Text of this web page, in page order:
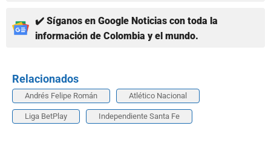
✔️ Síganos en Google Noticias con toda la
información de Colombia y el mundo.
Relacionados
Andrés Felipe Román Atlético Nacional
Liga BetPlay Independiente Santa Fe